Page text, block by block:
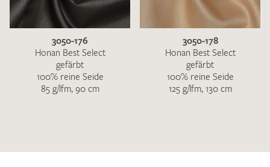
3050-176
Honan Best Select
gefärbt
100% reine Seide
85 g/lfm, 90 cm
3050-178
Honan Best Select
gefärbt
100% reine Seide
125 g/lfm, 130 cm